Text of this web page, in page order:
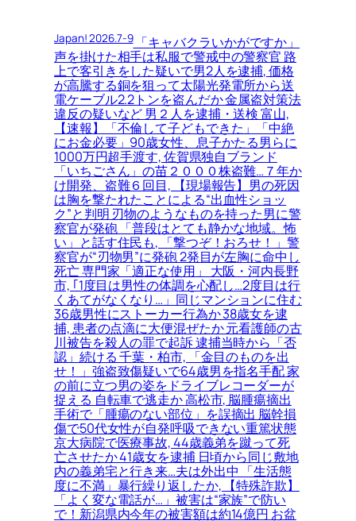
Japan! 2026.7-9「キャバクラいかがですか」
声を掛けた相手は私服で警戒中の警察官 路
上で客引きをした疑いで男2人を逮捕, 価格
が高騰する銅を狙って太陽光発電所から送
電ケーブル2.2トンを盗んだか 金属盗対策法
違反の疑いなど 男２人を逮捕・送検 富山,
【速報】「不倫して子どもできた」「中絶
にお金必要」90歳女性、息子かたる男らに
1000万円超手渡す, 佐賀県独自ブランド
「いちごさん」の苗２０００株盗難…７年か
け開発、盗難６回目, 【現場報告】男の死因
は胸を撃たれたことによる“出血性ショッ
ク”と判明 刃物のようなものを持った男に警
察官が発砲 「普段はとても静かな地域。怖
い」と話す住民も, 「撃つぞ！おろせ！」警
察官が“刃物男”に発砲 2発目が左胸に命中し
死亡 専門家「適正な使用」 大阪・河内長野
市, ｢1度目は男性の体調を心配し…2度目は行
くあてがなくなり…」同じマンションに住む
36歳男性にストーカー行為か 38歳女を逮
捕, 患者の点滴に大便混ぜたか 元看護師の古
川被告を殺人の罪で起訴 逮捕当時から「否
認」続ける 千葉・柏市, 「金目のものを出
せ！」強盗致傷疑いで64歳男を指名手配 家
の前に立つ男の姿をドライブレコーダーが
捉える 自転車で逃走か 高松市, 脳腫瘍摘出
手術で「腫瘍のない部位」を誤摘出 脳幹損
傷で50代女性が自発呼吸できない重篤状態
京大病院で医療事故, 44歳義弟を蹴って死
亡させたか 41歳女を逮捕 日頃から同じ敷地
内の義弟宅と行き来…夫は外出中 「生活態
度に不満」暴行繰り返したか, 【特殊詐欺】
「よく変な電話が…」被害は“家族”で防い
で！新潟県内今年の被害額は約14億円 お盆